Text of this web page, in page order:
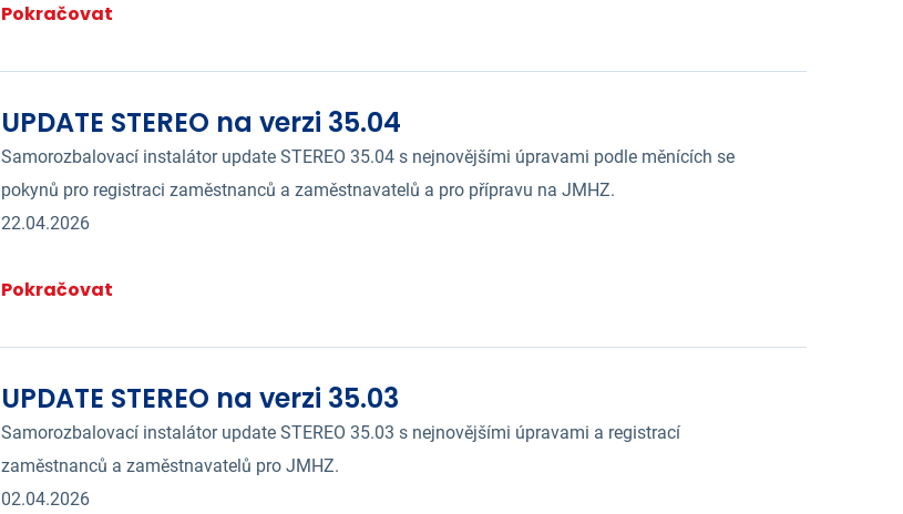
Pokračovat
UPDATE STEREO na verzi 35.04
Samorozbalovací instalátor update STEREO 35.04 s nejnovějšími úpravami podle měnících se
pokynů pro registraci zaměstnanců a zaměstnavatelů a pro přípravu na JMHZ.
22.04.2026
Pokračovat
UPDATE STEREO na verzi 35.03
Samorozbalovací instalátor update STEREO 35.03 s nejnovějšími úpravami a registrací
zaměstnanců a zaměstnavatelů pro JMHZ.
02.04.2026